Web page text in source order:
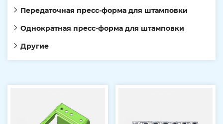
Передаточная пресс-форма для штамповки
Однократная пресс-форма для штамповки
Другие